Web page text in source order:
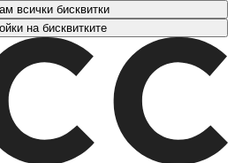
всички бисквитки
на бисквитките